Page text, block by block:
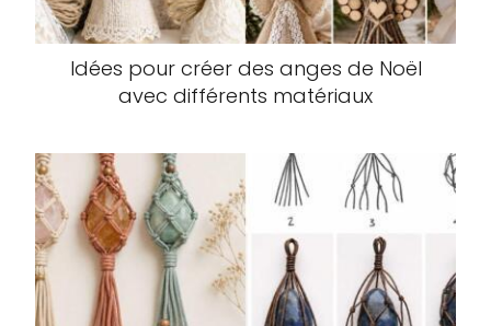
Idées pour créer des anges de Noël
avec différents matériaux